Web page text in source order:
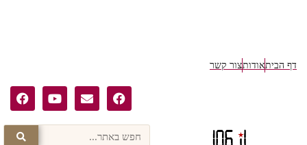
הביתאודותצור קשר